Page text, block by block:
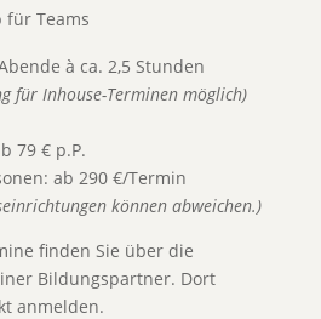
für Teams
à ca. 2,5 Stunden
für Inhouse-Terminen möglich)
79 € p.P.
ab 290 €/Termin
können abweichen.)
finden Sie über die
Bildungspartner. Dort
anmelden.